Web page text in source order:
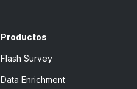
Productos
Flash Survey
Data Enrichment